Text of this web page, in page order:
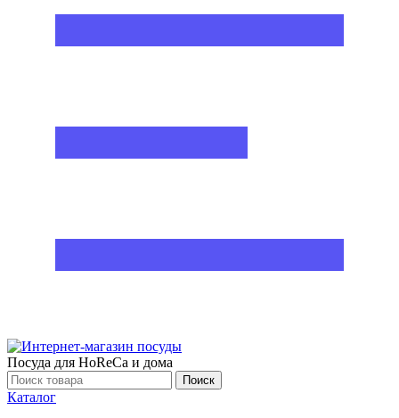
Посуда для HoReCa и дома
Поиск
Каталог